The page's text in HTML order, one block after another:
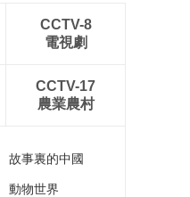
CCTV-8
電視劇
CCTV-17
農業農村
故事裏的中國
動物世界